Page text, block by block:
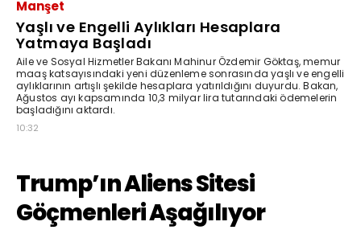
Manşet
Yaşlı ve Engelli Aylıkları Hesaplara
Yatmaya Başladı
Aile ve Sosyal Hizmetler Bakanı Mahinur Özdemir Göktaş, memur
maaş katsayısındaki yeni düzenleme sonrasında yaşlı ve engelli
aylıklarının artışlı şekilde hesaplara yatırıldığını duyurdu. Bakan,
Ağustos ayı kapsamında 10,3 milyar lira tutarındaki ödemelerin
başladığını aktardı.
10:32